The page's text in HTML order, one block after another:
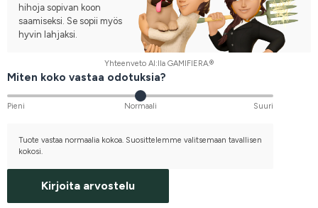
hihoja sopivan koon
saamiseksi. Se sopii myös
hyvin lahjaksi.
Yhteenveto AI:lla GAMIFIERA.®
Miten koko vastaa odotuksia?
Pieni Normaali Suuri
Tuote vastaa normaalia kokoa. Suosittelemme valitsemaan tavallisen
kokosi.
Kirjoita arvostelu